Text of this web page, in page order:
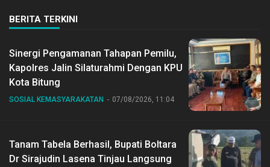
BERITA TERKINI
Sinergi Pengamanan Tahapan Pemilu,
Kapolres Jalin Silaturahmi Dengan KPU
Kota Bitung
SOSIAL KEMASYARAKATAN 07/08/2026, 11:04
Tanam Tabela Berhasil, Bupati Boltara
Dr Sirajudin Lasena Tinjau Langsung